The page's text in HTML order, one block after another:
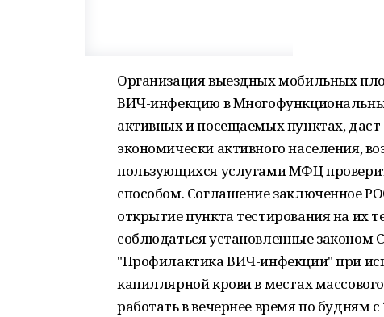
Организация выездных мобильных
ВИЧ-инфекцию в
активных и посещаемых пунктах,
экономически активного населения,
пользующихся услугами МФЦ
способом. Соглашение заключенное
открытие пункта тестирования на их
соблюдаться установленные законом
"Профилактика ВИЧ-инфекции" при
капиллярной крови в местах
работать в вечернее время по будням